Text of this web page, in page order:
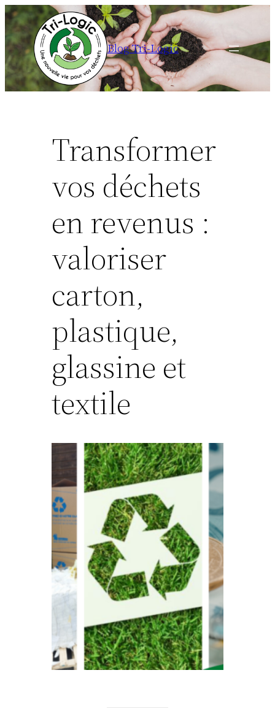
Aller
au
contenu
Blog Tri-Logic
Transformer
vos déchets
en revenus :
valoriser
carton,
plastique,
glassine et
textile
Panneau de gestion des cookies